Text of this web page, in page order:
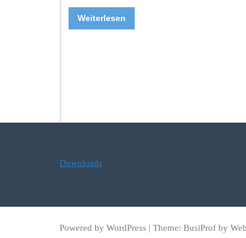
Weiterlesen
Downloads
Powered by WordPress | Theme: BusiProf by